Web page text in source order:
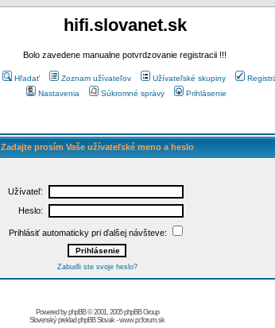
hifi.slovanet.sk
Bolo zavedene manualne potvrdzovanie registracii !!!
Hľadať Zoznam užívateľov Užívateľské skupiny
Nastavenia
Súkromné správy Prihlásenie
Zadajte prosím Vaše užívateľské meno a heslo
Užívateľ:
Heslo:
Prihlásiť automaticky pri ďalšej návšteve:
Zabudli ste svoje heslo?
Powered byphpBB© 2001, 2005 phpBB Group
Slovenský preklad phpBB Slovak-www.pcforum.sk